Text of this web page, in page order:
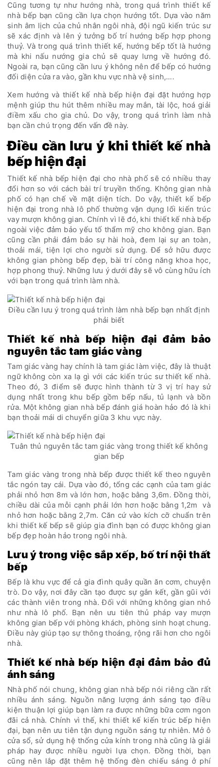
Cũng tương tự như hướng nhà, trong quá trình thiết kế
nhà bếp bạn cũng cần lựa chọn hướng tốt. Dựa vào năm
sinh âm lịch của chủ nhân ngôi nhà, đội ngũ kiến trúc sư
sẽ xác định và lên ý tưởng bố trí hướng bếp hợp phong
thuỷ. Và trong quá trình thiết kế, hướng bếp tốt là hướng
mà khi nấu nướng gia chủ sẽ quay lưng về hướng đó.
Ngoài ra, bạn cũng cần lưu ý không nên để bếp có hướng
đối diện cửa ra vào, gần khu vực nhà vệ sinh,….
Xem hướng và thiết kế nhà bếp hiện đại đặt hướng hợp
mệnh giúp thu hút thêm nhiều may mắn, tài lộc, hoá giải
điềm xấu cho gia chủ. Do vậy, trong quá trình làm nhà
bạn cần chú trọng đến vấn đề này.
Điều cần lưu ý khi thiết kế nhà
bếp hiện đại
Thiết kế nhà bếp hiện đại cho nhà phố sẽ có nhiều thay
đổi hơn so với cách bài trí truyền thống. Không gian nhà
phố có hạn chế về mặt diện tích. Do vậy, thiết kế bếp
hiện đại trong nhà lô phố thường vận dụng lối kiến trúc
vay mượn không gian. Chính vì lẽ đó, khi thiết kế nhà bếp
ngoài việc đảm bảo yếu tố thẩm mỹ cho không gian. Bạn
cũng cần phải đảm bảo sự hài hoà, đem lại sự an toàn,
thoải mái, tiện lợi cho người sử dụng. Để sở hữu được
không gian phòng bếp đẹp, bài trí công năng khoa học,
hợp phong thuỷ. Những lưu ý dưới đây sẽ vô cùng hữu ích
với bạn trong quá trình làm nhà.
Điều cần lưu ý trong quá trình làm nhà bếp bạn nhất định
phải biết
Thiết kế nhà bếp hiện đại đảm bảo
nguyên tắc tam giác vàng
Tam giác vàng hay chính là tam giác làm việc, đây là thuật
ngữ không còn xa lạ gì với các kiến trúc sư thiết kế nhà.
Theo đó, 3 điểm sẽ được hình thành từ 3 vị trí hay sử
dụng nhất trong khu bếp gồm bếp nấu, tủ lạnh và bồn
rửa. Một không gian nhà bếp đánh giá hoàn hảo đó là khi
bạn thoải mái di chuyển giữa 3 khu vực này.
Tuân thủ nguyên tắc tam giác vàng trong thiết kế không
gian bếp
Tam giác vàng trong nhà bếp được thiết kế theo nguyên
tắc ngón tay cái. Dựa vào đó, tổng các cạnh của tam giác
phải nhỏ hơn 8m và lớn hơn, hoặc bằng 3,6m. Đồng thời,
chiều dài của mỗi cạnh phải lớn hơn hoặc bằng 1,2m và
nhỏ hơn hoặc bằng 2,7m. Căn cứ vào kích cỡ chuẩn trên
khi thiết kế bếp sẽ giúp gia đình bạn có được không gian
bếp đẹp hoàn hảo trong ngôi nhà.
Lưu ý trong việc sắp xếp, bố trí nội thất
bếp
Bếp là khu vực để cả gia đình quây quần ăn cơm, chuyện
trò. Do vậy, nơi đây cần tạo được sự gắn kết, gần gũi với
các thành viên trong nhà. Đối với những không gian nhỏ
như nhà lô phố. Bạn nên ưu tiên thủ pháp vay mượn
không gian bếp với phòng khách, phòng sinh hoạt chung.
Điều này giúp tạo sự thông thoáng, rộng rãi hơn cho ngôi
nhà.
Thiết kế nhà bếp hiện đại đảm bảo đủ
ánh sáng
Nhà phố nói chung, không gian nhà bếp nói riêng cần rất
nhiều ánh sáng. Nguồn năng lượng ánh sáng tạo điều
kiện thuận lợi giúp bạn làm ra được những bữa cơm ngon
đãi cả nhà. Chính vì thế, khi thiết kế kiến trúc bếp hiện
đại, bạn nên ưu tiên tận dụng nguồn sáng tự nhiên. Mở ô
cửa sổ, sử dụng hệ thống cửa kính trong nhà cũng là giải
pháp hay được nhiều người lựa chọn. Đồng thời, bạn
cũng nên lắp đặt thêm hệ thống đèn chiếu sáng ở phí